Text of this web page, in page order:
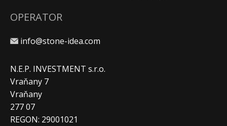
OPERATOR
info@stone-idea.com
N.E.P. INVESTMENT s.r.o.
Vraňany 7
Vraňany
277 07
REGON: 29001021